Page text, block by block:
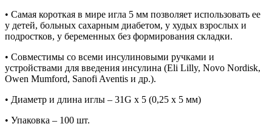
• Самая короткая в мире игла 5 мм позволяет использовать ее
у детей, больных сахарным диабетом, у худых взрослых и
подростков, у беременных без формирования складки.
• Совместимы со всеми инсулиновыми ручками и
устройствами для введения инсулина (Eli Lilly, Novo Nordisk,
Owen Mumford, Sanofi Aventis и др.).
• Диаметр и длина иглы – 31G x 5 (0,25 х 5 мм)
• Упаковка – 100 шт.